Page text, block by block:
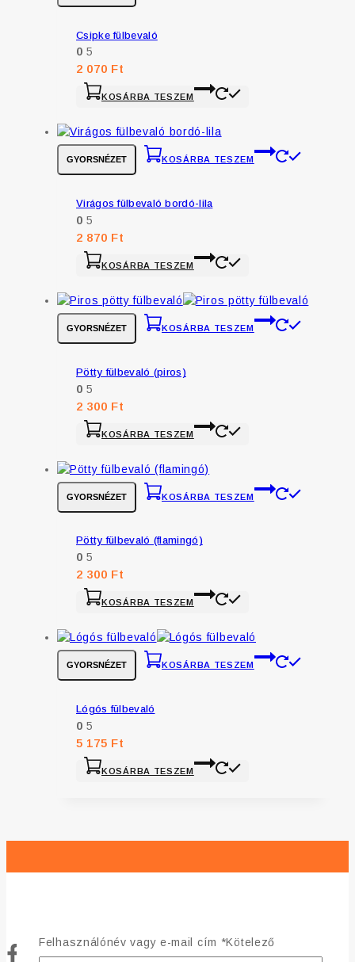
Csipke fülbevaló
0 5
2 070 Ft
KOSÁRBA TESZEM
GYORSNÉZET KOSÁRBA TESZEM
Virágos fülbevaló bordó-lila
0 5
2 870 Ft
KOSÁRBA TESZEM
GYORSNÉZET KOSÁRBA TESZEM
Pötty fülbevaló (piros)
0 5
2 300 Ft
KOSÁRBA TESZEM
GYORSNÉZET KOSÁRBA TESZEM
Pötty fülbevaló (flamingó)
0 5
2 300 Ft
KOSÁRBA TESZEM
GYORSNÉZET KOSÁRBA TESZEM
Lógós fülbevaló
0 5
5 175 Ft
KOSÁRBA TESZEM
Felhasználónév vagy e-mail cím *Kötelező